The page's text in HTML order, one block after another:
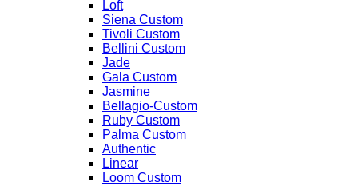
Loft
Siena Custom
Tivoli Custom
Bellini Custom
Jade
Gala Custom
Jasmine
Bellagio-Custom
Ruby Custom
Palma Custom
Authentic
Linear
Loom Custom